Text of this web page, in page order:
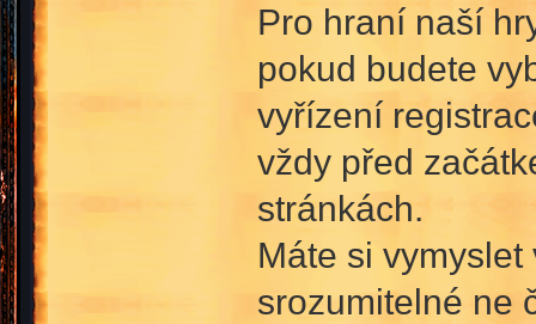
Pro hraní naší
pokud budete
vyřízení
vždy před
stránkách.
Máte si
srozumitelné ne